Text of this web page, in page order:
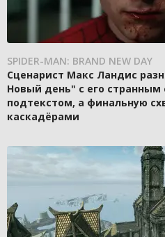
SPIDER-MAN: BRAND NEW DAY
Сценарист Макс Ландис
Новый день" с его странным
подтекстом, а финальную
каскадёрами